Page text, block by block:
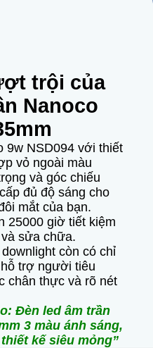
trội của
Nanoco
9w NSD094 với thiết
vỏ ngoài màu
và góc chiếu
đủ độ sáng cho
mắt của bạn.
25000 giờ tiết kiệm
sửa chữa.
còn có chỉ
trợ người tiêu
chân thực và rõ nét
Đèn led âm trần
3 màu ánh sáng,
kế siêu mỏng”